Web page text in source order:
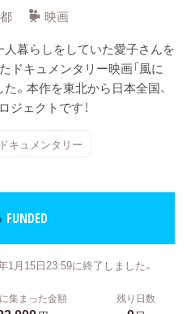
映画
人暮らしをしていた愛子さんを
ドキュメンタリー映画「風に
。本作を東北から日本全国、
ジェクトです！
キュメンタリー
FUNDED
1月15日23:59に終了しました。
集まった金額 残り日数